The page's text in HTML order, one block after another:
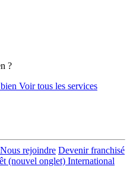
?
Voir tous les services
Nous rejoindre Devenir franchisé
(nouvel onglet) International